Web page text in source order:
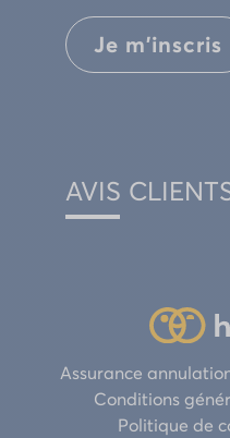
Je m'inscris
AVIS
Assurance
Conditions
Politique de